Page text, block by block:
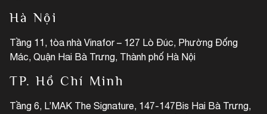
Hà Nội
Tầng 11, tòa nhà Vinafor – 127 Lò Đúc, Phường Đống
Mác, Quận Hai Bà Trưng, Thành phố Hà Nội
TP. Hồ Chí Minh
Tầng 6, L’MAK The Signature, 147-147Bis Hai Bà Trưng,